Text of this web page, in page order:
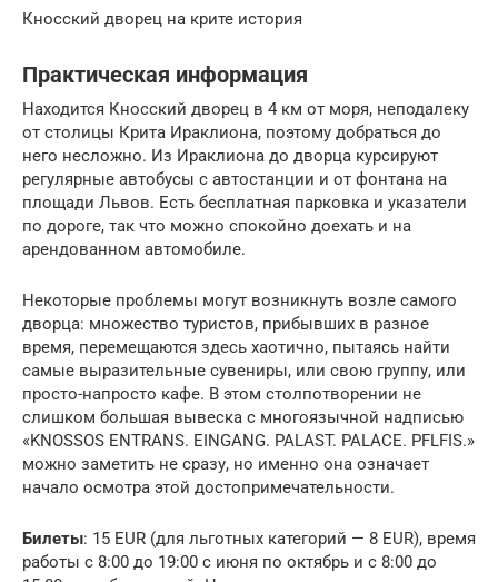
Кносский дворец на крите история
Практическая информация
Находится Кносский дворец в 4 км от моря, неподалеку
от столицы Крита Ираклиона, поэтому добраться до
него несложно. Из Ираклиона до дворца курсируют
регулярные автобусы с автостанции и от фонтана на
площади Львов. Есть бесплатная парковка и указатели
по дороге, так что можно спокойно доехать и на
арендованном автомобиле.
Некоторые проблемы могут возникнуть возле самого
дворца: множество туристов, прибывших в разное
время, перемещаются здесь хаотично, пытаясь найти
самые выразительные сувениры, или свою группу, или
просто-напросто кафе. В этом столпотворении не
слишком большая вывеска с многоязычной надписью
«KNOSSOS ENTRANS. EINGANG. PALAST. PALACE. PFLFIS.»
можно заметить не сразу, но именно она означает
начало осмотра этой достопримечательности.
Билеты: 15 EUR (для льготных категорий — 8 EUR), время
работы с 8:00 до 19:00 с июня по октябрь и с 8:00 до